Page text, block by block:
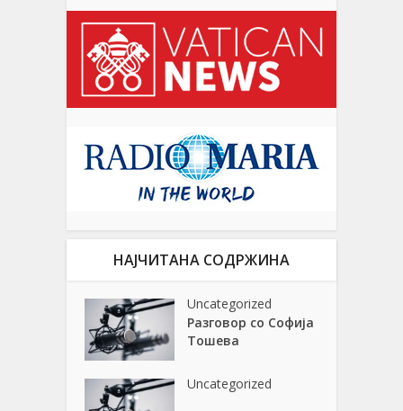
НАЈЧИТАНА СОДРЖИНА
Uncategorized
Разговор со Софија
Тошева
Uncategorized